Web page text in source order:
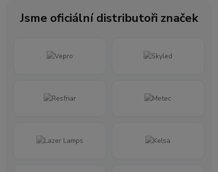
Jsme oficiální distributoři značek